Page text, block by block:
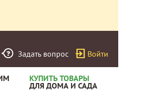
Задать вопрос Войти
КУПИТЬ ТОВАРЫ
ДЛЯ ДОМА И САДА